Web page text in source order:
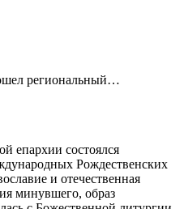
региональный…
епархии состоялся
Рождественских
и отечественная
минувшего, образ